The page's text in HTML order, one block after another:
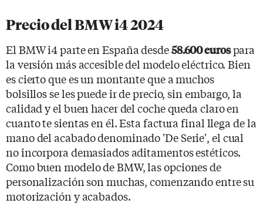
Precio del BMW i4 2024
El BMW i4 parte en España desde58.600 eurospara
la versión más accesible del modelo eléctrico. Bien
es cierto que es un montante que a muchos
bolsillos se les puede ir de precio, sin embargo, la
calidad y el buen hacer del coche queda claro en
cuanto te sientas en él. Esta factura final llega de la
mano del acabado denominado 'De Serie', el cual
no incorpora demasiados aditamentos estéticos.
Como buen modelo de BMW, las opciones de
personalización son muchas, comenzando entre su
motorización y acabados.